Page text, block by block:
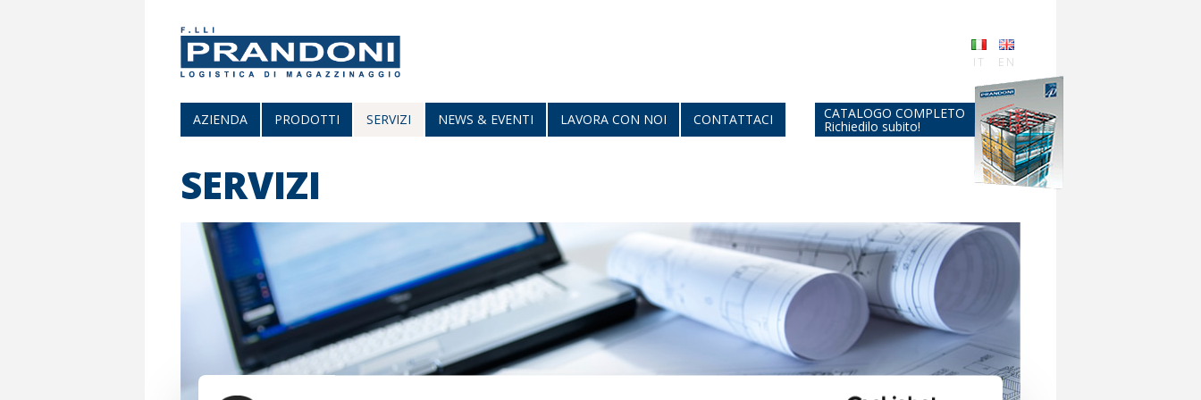
IT EN
AZIENDA PRODOTTI SERVIZI NEWS & EVENTI LAVORA CON NOI CONTATTACI CATALOGO COMPLETO
Richiedilo subito!
SERVIZI